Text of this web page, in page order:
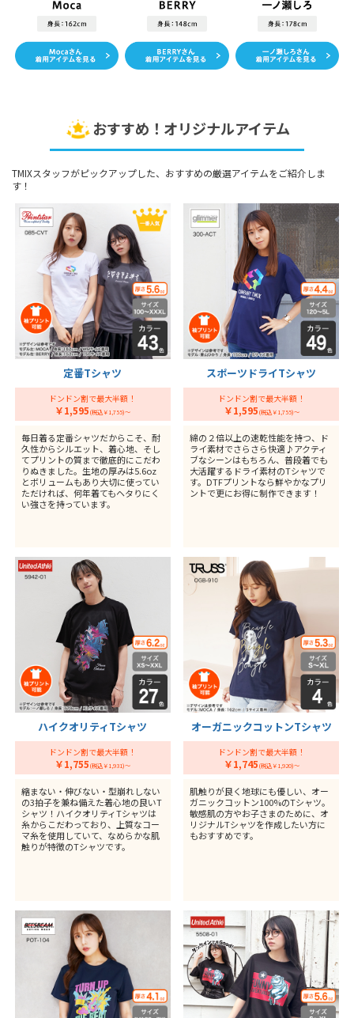
おすすめ！オリジナルアイテム
TMIXスタッフがピックアップした、おすすめの厳選アイテムをご紹介しま
す！
定番Tシャツ
ドンドン割で最大半額！
￥1,595 (税込￥1,755)～
毎日着る定番シャツだからこそ、耐
久性からシルエット、着心地、そし
てプリントの質まで徹底的にこだわ
りぬきました。生地の厚みは5.6oz
とボリュームもあり大切に使ってい
ただければ、何年着てもヘタりにく
い強さを持っています。
スポーツドライTシャツ
ドンドン割で最大半額！
￥1,595 (税込￥1,755)～
綿の２倍以上の速乾性能を持つ、ド
ライ素材でさらさら快適♪アクティ
ブなシーンはもちろん、普段着でも
大活躍するドライ素材のTシャツで
す。DTFプリントなら鮮やかなプリ
ントで更にお得に制作できます！
ハイクオリティTシャツ
ドンドン割で最大半額！
￥1,755 (税込￥1,931)～
縮まない・伸びない・型崩れしない
の3拍子を兼ね備えた着心地の良いT
シャツ！ハイクオリティTシャツは
糸からこだわっており、上質なコー
マ糸を使用していて、なめらかな肌
触りが特徴のTシャツです。
オーガニックコットンTシャツ
ドンドン割で最大半額！
￥1,745 (税込￥1,920)～
肌触りが良く地球にも優しい、オー
ガニックコットン100%のTシャツ。
敏感肌の方やお子さまのために、オ
リジナルTシャツを作成したい方に
もおすすめです。